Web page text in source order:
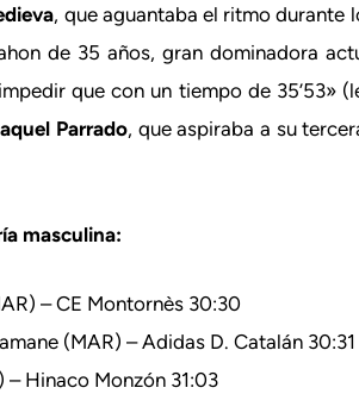
, que aguantaba el ritmo durante
de 35 años, gran dominadora
que con un tiempo de 35’53»
Parrado, que aspiraba a su
masculina:
– CE Montornès 30:30
(MAR) – Adidas D. Catalán 30:31
– Hinaco Monzón 31:03